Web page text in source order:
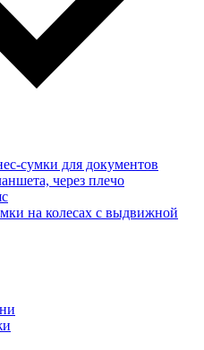
сумки для документов
через плечо
на колесах с выдвижной